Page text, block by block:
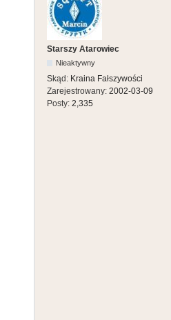
Starszy Atarowiec
Nieaktywny
Skąd: Kraina Fałszywości
Zarejestrowany: 2002-03-09
Posty: 2,335